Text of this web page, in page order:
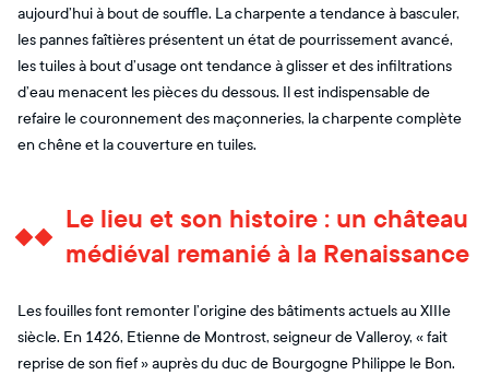
aujourd’hui à bout de souffle. La charpente a tendance à basculer,
les pannes faîtières présentent un état de pourrissement avancé,
les tuiles à bout d’usage ont tendance à glisser et des infiltrations
d’eau menacent les pièces du dessous. Il est indispensable de
refaire le couronnement des maçonneries, la charpente complète
en chêne et la couverture en tuiles.
Le lieu et son histoire : un château
médiéval remanié à la Renaissance
Les fouilles font remonter l’origine des bâtiments actuels au XIIIe
siècle. En 1426, Etienne de Montrost, seigneur de Valleroy, « fait
reprise de son fief » auprès du duc de Bourgogne Philippe le Bon.